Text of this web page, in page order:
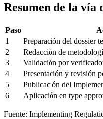
Resumen de la vía
Paso
1
Preparación del dossier
2
Redacción de
3
Validación por
4
Presentación y revisión
5
Publicación del
6
Aplicación en type
Fuente: Implementing